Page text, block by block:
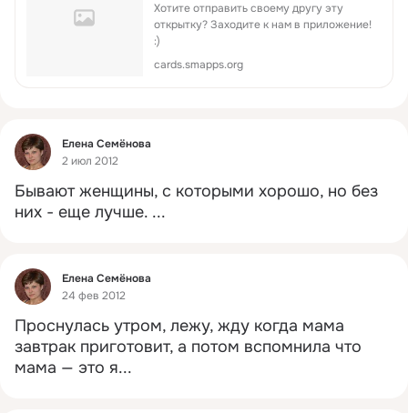
Хотите отправить своему другу эту
открытку? Заходите к нам в приложение!
:)
cards.smapps.org
Фид
Елена Семёнова
2 июл 2012
Бывают женщины, с которыми хорошо, но без
них - еще лучше. ...
Фид
Елена Семёнова
24 фев 2012
Проснулась утром, лежу, жду когда мама
завтрак приготовит, а потом вспомнила что
мама — это я...